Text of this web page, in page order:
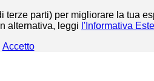
parti) per migliorare la tua
alternativa, leggi l'Informativa
Accetto